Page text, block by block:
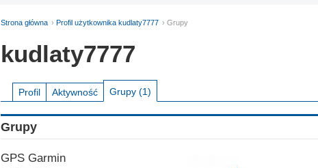
Strona główna Profil użytkownika kudlaty7777 Grupy
kudlaty7777
Profil Aktywność Grupy (1)
Grupy
GPS Garmin